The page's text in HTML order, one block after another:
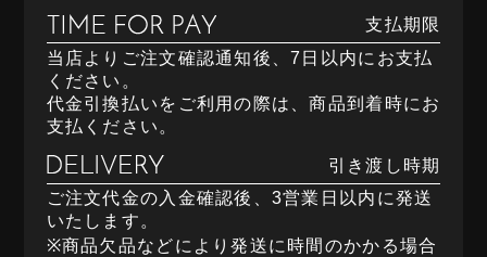
支払期限
当店よりご注文確認通知後、7日以内にお支払
ください。
代金引換払いをご利用の際は、商品到着時にお
支払ください。
引き渡し時期
ご注文代金の入金確認後、3営業日以内に発送
いたします。
※商品欠品などにより発送に時間のかかる場合